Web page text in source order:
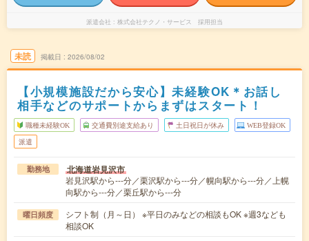
派遣会社 株式会社テクノ・サービス 採用担当
未読 掲載日 2026/08/02
【小規模施設だから安心】未経験OK＊お話し
相手などのサポートからまずはスタート！
職種未経験OK 交通費別途支給あり 土日祝日が休み WEB登録OK
派遣
勤務地 北海道岩見沢市
岩見沢駅から---分／栗沢駅から---分／幌向駅から---分／上幌
向駅から---分／栗丘駅から---分
曜日頻度
シフト制（月～日） ※平日のみなどの相談もOK ※週3なども
相談OK